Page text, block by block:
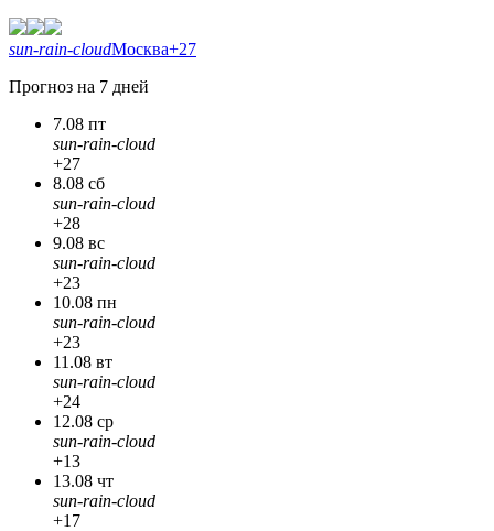
sun-rain-cloudМосква+27
Прогноз на 7 дней
7.08 пт
sun-rain-cloud
+27
8.08 сб
sun-rain-cloud
+28
9.08 вс
sun-rain-cloud
+23
10.08 пн
sun-rain-cloud
+23
11.08 вт
sun-rain-cloud
+24
12.08 ср
sun-rain-cloud
+13
13.08 чт
sun-rain-cloud
+17